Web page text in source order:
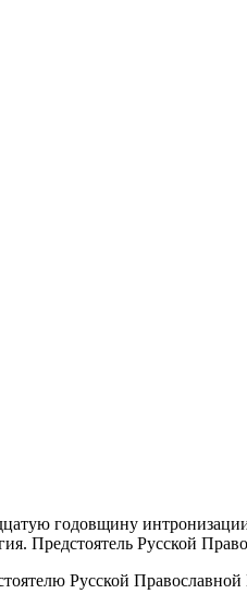
годовщину
Предстоятель Русской
Русской